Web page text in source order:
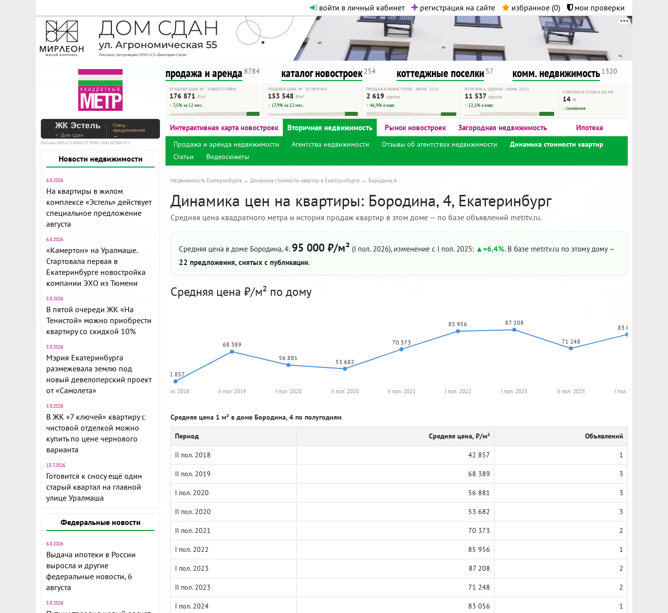
войти в личный кабинет регистрация на сайте избранное (0) мои проверки
На Метре реклама - только нормальная. Никакого шок-контента.
Помогайте независимому ресурсу, как он помогает вам. Удачи!
продажа и аренда 8784 каталог новостроек 254 коттеджные поселки 57 комм. недвижимость 1320
СРЕДНЯЯ ЦЕНА М² · НОВОСТРОЙКИ
176 871 ₽/м²
↑ 7,5% за 12 мес.
СРЕДНЯЯ ЦЕНА М² · ВТОРИЧКА
153 548 ₽/м²
↑ 17,9% за 12 мес.
ПРОДАЖИ НОВОСТРОЕК · ИЮНЬ 2026
2 619 сделок
↑ 46,9% к маю
ВТОРИЧКА, СДЕЛКИ · ИЮНЬ 2026
11 537 сделок
↑ 12,1% к маю
КЛЮЧЕВАЯ СТАВКА ЦБ РФ
14%
↓ снижение
ЖК Эстель
✓ Дом сдан
Спец-
предложение
→
Реклама. ООО «СЗ ИНВЕСТСТРОЙ», ИНН 6678067973
Новости недвижимости
6.8.2026
На квартиры в жилом
комплексе «Эстель» действует
специальное предложение
августа
6.8.2026
«Камертон» на Уралмаше.
Стартовала первая в
Екатеринбурге новостройка
компании ЭХО из Тюмени
5.8.2026
В пятой очереди ЖК «На
Тенистой» можно приобрести
квартиру со скидкой 10%
5.8.2026
Мэрия Екатеринбурга
размежевала землю под
новый девелоперский проект
от «Самолета»
5.8.2026
В ЖК «7 ключей» квартиру с
чистовой отделкой можно
купить по цене чернового
варианта
13.7.2026
Готовится к сносу ещё один
старый квартал на главной
улице Уралмаша
Федеральные новости
6.8.2026
Выдача ипотеки в России
выросла и другие
федеральные новости, 6
августа
5.8.2026
Интерактивная карта новостроек Вторичная недвижимость Рынок новостроек Загородная недвижимость Ипотека
Продажа и аренда недвижимости Агентства недвижимости Отзывы об агентствах недвижимости
Динамика стоимости квартир
Статьи
Видеосюжеты
Недвижимость Екатеринбурга Динамика стоимости квартир в Екатеринбурге Бородина, 4
Динамика цен на квартиры: Бородина, 4, Екатеринбург
Средняя цена квадратного метра и история продаж квартир в этом доме — по базе объявлений metrtv.ru.
Средняя цена в доме Бородина, 4: 95 000 ₽/м² (I пол. 2026), изменение с I пол. 2025: +6,4%. В базе metrtv.ru по этому дому —
22 предложения, снятых с публикации.
Средняя цена ₽/м² по дому
42 857
68 389
56 881
53 682
70 373
85 956 87 208
71 248
83 056
II пол. 2018 II пол. 2019 I пол. 2020 II пол. 2020 II пол. 2021 I пол. 2022 I пол. 2023 II пол. 2023 I пол. 2024
Средняя цена 1 м² в доме Бородина, 4 по полугодиям
Период Средняя цена, ₽/м² Объявлений
II пол. 2018 42 857 1
II пол. 2019 68 389 3
I пол. 2020 56 881 3
II пол. 2020 53 682 3
II пол. 2021 70 373 2
I пол. 2022 85 956 1
I пол. 2023 87 208 2
II пол. 2023 71 248 2
I пол. 2024 83 056 1